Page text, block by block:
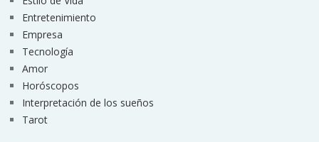
Entretenimiento
Empresa
Tecnología
Amor
Horóscopos
Interpretación de los sueños
Tarot